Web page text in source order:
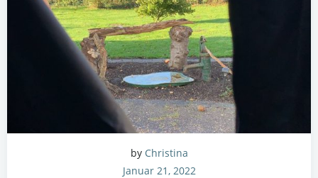
by Christina
Januar 21, 2022